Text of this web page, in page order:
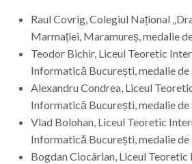
Raul Covrig, Colegiul Național
Marmației, Maramureș, medalie
Teodor Bichir, Liceul Teoretic
Informatică București, medalie de
Alexandru Condrea, Liceul
Informatică București, medalie de
Vlad Bolohan, Liceul Teoretic
Informatică București, medalie de
Bogdan Ciocârlan, Liceul Teoretic